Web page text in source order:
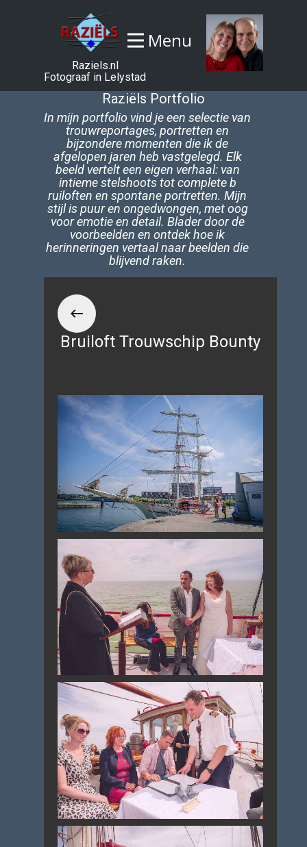
Menu
Raziels.nl
Fotograaf in Lelystad
Raziëls Portfolio
In mijn portfolio vind je een selectie van
trouwreportages, portretten en
bijzondere momenten die ik de
afgelopen jaren heb vastgelegd. Elk
beeld vertelt een eigen verhaal: van
intieme stelshoots tot complete b​
ruiloften en spontane portretten. Mijn
stijl is puur en ongedwongen, met oog
voor emotie en detail. Blader door de
voorbeelden en ontdek hoe ik
herinneringen vertaal naar beelden die
blijvend raken.
Bruiloft Trouwschip Bounty